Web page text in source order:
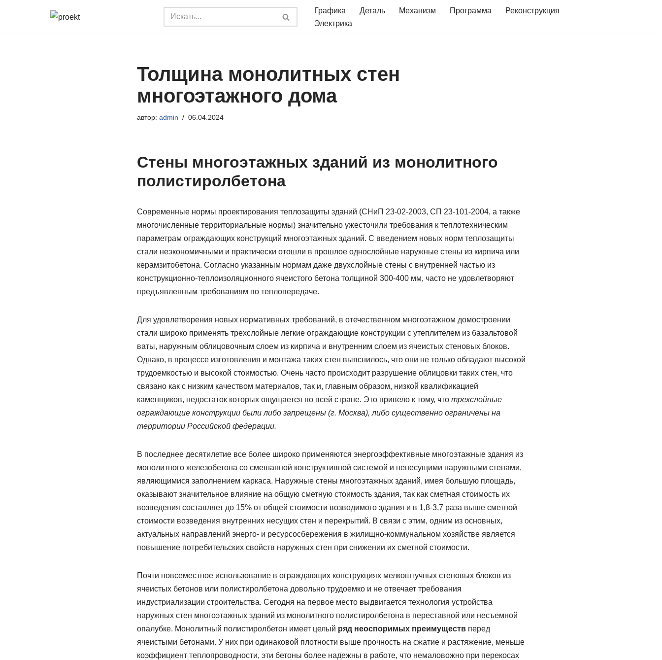
Графика Деталь Механизм Программа
Реконструкция
Электрика
Толщина монолитных стен
многоэтажного дома
автор: admin 06.04.2024
Стены многоэтажных зданий из монолитного
полистиролбетона
Современные нормы проектирования теплозащиты зданий (СНиП 23-02-2003, СП 23-101-2004, а также
многочисленные территориальные нормы) значительно ужесточили требования к теплотехническим
параметрам ограждающих конструкций многоэтажных зданий. С введением новых норм теплозащиты
стали неэкономичными и практически отошли в прошлое однослойные наружные стены из кирпича или
керамзитобетона. Согласно указанным нормам даже двухслойные стены с внутренней частью из
конструкционно-теплоизоляционного ячеистого бетона толщиной 300-400 мм, часто не удовлетворяют
предъявленным требованиям по теплопередаче.
Для удовлетворения новых нормативных требований, в отечественном многоэтажном домостроении
стали широко применять трехслойные легкие ограждающие конструкции с утеплителем из базальтовой
ваты, наружным облицовочным слоем из кирпича и внутренним слоем из ячеистых стеновых блоков.
Однако, в процессе изготовления и монтажа таких стен выяснилось, что они не только обладают высокой
трудоемкостью и высокой стоимостью. Очень часто происходит разрушение облицовки таких стен, что
связано как с низким качеством материалов, так и, главным образом, низкой квалификацией
каменщиков, недостаток которых ощущается по всей стране. Это привело к тому, что трехслойные
ограждающие конструкции были либо запрещены (г. Москва), либо существенно ограничены на
территории Российской федерации.
В последнее десятилетие все более широко применяются энергоэффективные многоэтажные здания из
монолитного железобетона со смешанной конструктивной системой и ненесущими наружными стенами,
являющимися заполнением каркаса. Наружные стены многоэтажных зданий, имея большую площадь,
оказывают значительное влияние на общую сметную стоимость здания, так как сметная стоимость их
возведения составляет до 15% от общей стоимости возводимого здания и в 1,8-3,7 раза выше сметной
стоимости возведения внутренних несущих стен и перекрытий. В связи с этим, одним из основных,
актуальных направлений энерго- и ресурсосбережения в жилищно-коммунальном хозяйстве является
повышение потребительских свойств наружных стен при снижении их сметной стоимости.
Почти повсеместное использование в ограждающих конструкциях мелкоштучных стеновых блоков из
ячеистых бетонов или полистиролбетона довольно трудоемко и не отвечает требования
индустриализации строительства. Сегодня на первое место выдвигается технология устройства
наружных стен многоэтажных зданий из монолитного полистиролбетона в переставной или несъемной
опалубке. Монолитный полистиролбетон имеет целый ряд неоспоримых преимуществперед
ячеистыми бетонами. У них при одинаковой плотности выше прочность на сжатие и растяжение, меньше
коэффициент теплопроводности, эти бетоны более надежны в работе, что немаловожно при перекосах